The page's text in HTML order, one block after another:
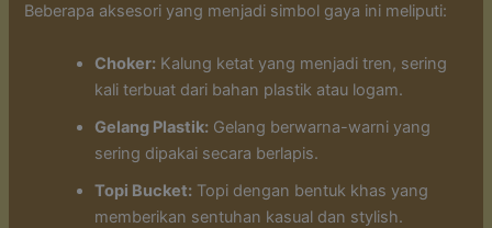
Beberapa aksesori yang menjadi simbol gaya ini meliputi:
Choker: Kalung ketat yang menjadi tren, sering
kali terbuat dari bahan plastik atau logam.
Gelang Plastik: Gelang berwarna-warni yang
sering dipakai secara berlapis.
Topi Bucket: Topi dengan bentuk khas yang
memberikan sentuhan kasual dan stylish.